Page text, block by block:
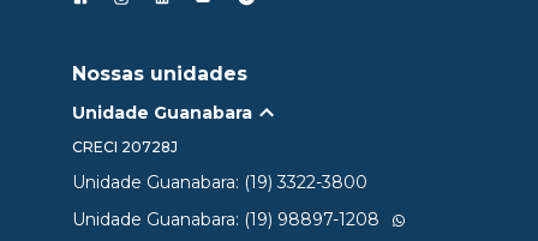
Nossas unidades
Unidade Guanabara
CRECI 20728J
Unidade Guanabara: (19) 3322-3800
Unidade Guanabara: (19) 98897-1208